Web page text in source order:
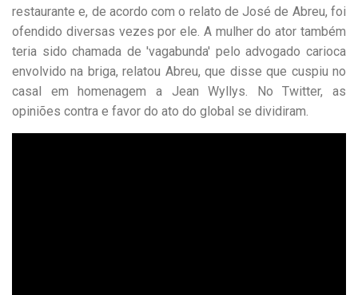
restaurante e, de acordo com o relato de José de Abreu, foi
ofendido diversas vezes por ele. A mulher do ator também
teria sido chamada de 'vagabunda' pelo advogado carioca
envolvido na briga, relatou Abreu, que disse que cuspiu no
casal em homenagem a Jean Wyllys. No Twitter, as
opiniões contra e favor do ato do global se dividiram.